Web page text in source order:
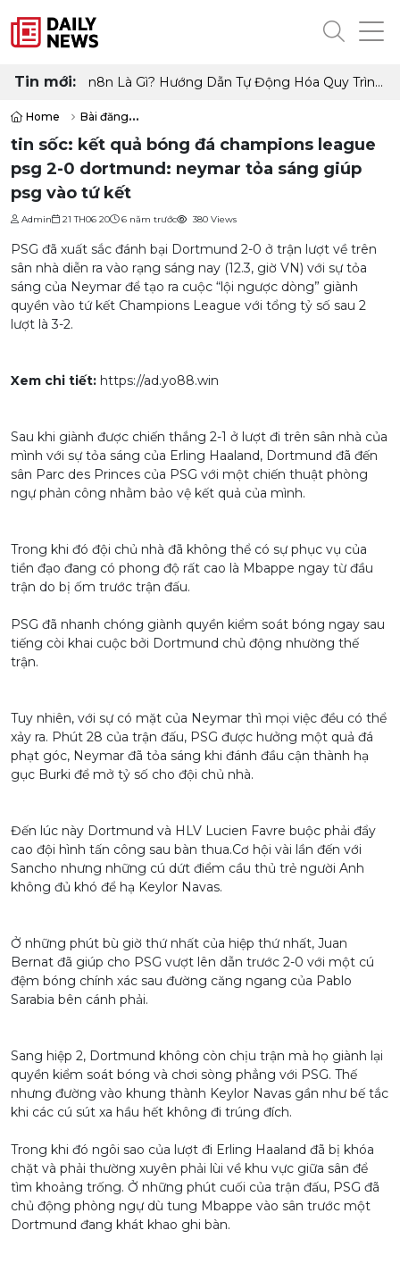
Tin mới:
n8n Là Gì? Hướng Dẫn Tự Động Hóa Quy Trình
Home
Bài đăng
tin sốc: kết quả bóng đá champions league psg 2-0 dortmund:
tin sốc: kết quả bóng đá champions league
psg 2-0 dortmund: neymar tỏa sáng giúp
psg vào tứ kết
Admin 21 TH06 20 6 năm trước 380 Views
PSG đã xuất sắc đánh bại Dortmund 2-0 ở trận lượt về trên
sân nhà diễn ra vào rạng sáng nay (12.3, giờ VN) với sự tỏa
sáng của Neymar để tạo ra cuộc “lội ngược dòng” giành
quyền vào tứ kết Champions League với tổng tỷ số sau 2
lượt là 3-2.
Xem chi tiết: https://ad.yo88.win
Sau khi giành được chiến thắng 2-1 ở lượt đi trên sân nhà của
mình với sự tỏa sáng của Erling Haaland, Dortmund đã đến
sân Parc des Princes của PSG với một chiến thuật phòng
ngự phản công nhằm bảo vệ kết quả của mình.
Trong khi đó đội chủ nhà đã không thể có sự phục vụ của
tiền đạo đang có phong độ rất cao là Mbappe ngay từ đầu
trận do bị ốm trước trận đấu.
PSG đã nhanh chóng giành quyền kiểm soát bóng ngay sau
tiếng còi khai cuộc bởi Dortmund chủ động nhường thế
trận.
Tuy nhiên, với sự có mặt của Neymar thì mọi việc đều có thể
xảy ra. Phút 28 của trận đấu, PSG được hưởng một quả đá
phạt góc, Neymar đã tỏa sáng khi đánh đầu cận thành hạ
gục Burki để mở tỷ số cho đội chủ nhà.
Đến lúc này Dortmund và HLV Lucien Favre buộc phải đẩy
cao đội hình tấn công sau bàn thua.Cơ hội vài lần đến với
Sancho nhưng những cú dứt điểm cầu thủ trẻ người Anh
không đủ khó để hạ Keylor Navas.
Ở những phút bù giờ thứ nhất của hiệp thứ nhất, Juan
Bernat đã giúp cho PSG vượt lên dẫn trước 2-0 với một cú
đệm bóng chính xác sau đường căng ngang của Pablo
Sarabia bên cánh phải.
Sang hiệp 2, Dortmund không còn chịu trận mà họ giành lại
quyền kiểm soát bóng và chơi sòng phẳng với PSG. Thế
nhưng đường vào khung thành Keylor Navas gần như bế tắc
khi các cú sút xa hầu hết không đi trúng đích.
Trong khi đó ngôi sao của lượt đi Erling Haaland đã bị khóa
chặt và phải thường xuyên phải lùi về khu vực giữa sân để
tìm khoảng trống. Ở những phút cuối của trận đấu, PSG đã
chủ động phòng ngự dù tung Mbappe vào sân trước một
Dortmund đang khát khao ghi bàn.